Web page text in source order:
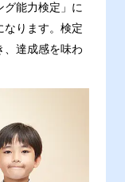
グ能力検定」に
なります。検定
、達成感を味わ